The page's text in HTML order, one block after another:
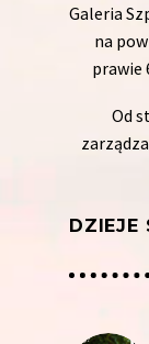
Galeria
na
prawie
Od
DZIEJE